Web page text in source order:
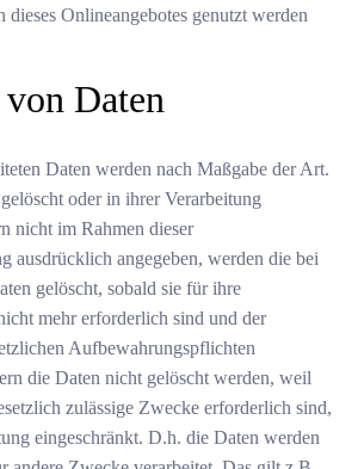
Onlineangebotes genutzt werden
Daten
Daten werden nach Maßgabe der Art.
oder in ihrer Verarbeitung
nicht im Rahmen dieser
ausdrücklich angegeben, werden die bei
gelöscht, sobald sie für ihre
mehr erforderlich sind und der
Aufbewahrungspflichten
die Daten nicht gelöscht werden, weil
zulässige Zwecke erforderlich sind,
eingeschränkt. D.h. die Daten werden